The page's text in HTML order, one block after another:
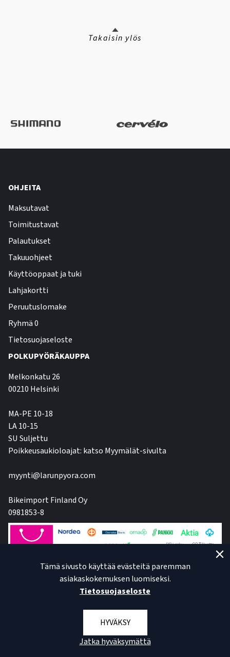
Takaisin ylös
OHJEITA
Maksutavat
Toimitustavat
Palautukset
Takuuohjeet
Käyttöoppaat ja tuki
Lahjakortti
Peruutuslomake
Ryhmä 0
Tietosuojaseloste
POLKUPYÖRÄKAUPPA
Melkonkatu 26
00210 Helsinki
MA-PE 10-18
LA 10-15
SU Suljettu
Poikkeusaukioloajat: katso Myymälät-sivulta
myynti@larunpyora.com
Bikeimport Finland Oy
0981853-8
Tämä sivusto käyttää evästeitä paremman
asiakaskokemuksen luomiseksi.
Tietosuojaseloste
HYVÄKSY
Jatka hyväksymättä